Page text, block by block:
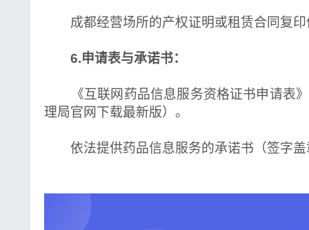
成都经营场所的产权证明或租赁合同复印
6.申请表与承诺书：
《互联网药品信息服务资格证书申请表》
理局官网下载最新版）。
依法提供药品信息服务的承诺书（签字盖